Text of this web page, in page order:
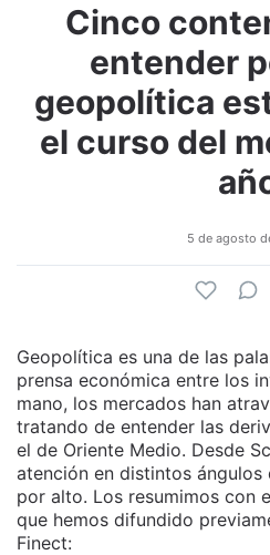
Cinco
entender
geopolítica
el curso del
5 de agosto
Geopolítica es una de las
prensa económica entre los
mano, los mercados han
tratando de entender las
el de Oriente Medio. Desde
atención en distintos ángulos
por alto. Los resumimos con
que hemos difundido
Finect: